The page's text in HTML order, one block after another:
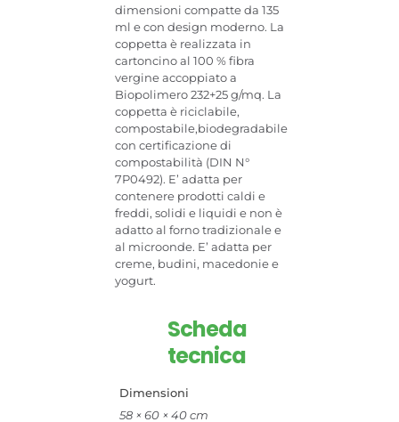
dimensioni compatte da 135
ml e con design moderno. La
coppetta è realizzata in
cartoncino al 100 % fibra
vergine accoppiato a
Biopolimero 232+25 g/mq. La
coppetta è riciclabile,
compostabile,biodegradabile
con certificazione di
compostabilità (DIN N°
7P0492). E’ adatta per
contenere prodotti caldi e
freddi, solidi e liquidi e non è
adatto al forno tradizionale e
al microonde. E’ adatta per
creme, budini, macedonie e
yogurt.
Scheda
tecnica
Dimensioni
58 × 60 × 40 cm